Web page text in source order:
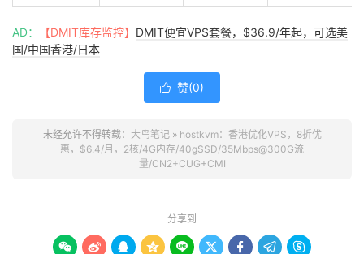
AD： 【DMIT库存监控】 DMIT便宜VPS套餐，$36.9/年起，可选美
国/中国香港/日本
 赞(0)
未经允许不得转载： 大鸟笔记» hostkvm：香港优化VPS，8折优
惠，$6.4/月，2核/4G内存/40gSSD/35Mbps@300G流
量/CN2+CUG+CMI
分享到
        